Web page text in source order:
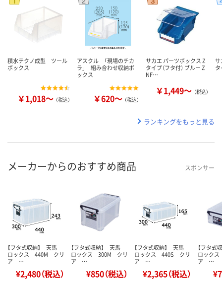
積水テクノ成型 ツール
ボックス
￥1,018～ （税込）
アスクル 「現場のチカ
ラ」 組み合わせ収納ボ
ックス
￥620～ （税込）
サカエ パーツボックス Z
タイプ（フタ付） ブルー Z
NF…
￥1,449～ （税込）
サ
ランキングをもっと見る
メーカーからのおすすめ商品 スポンサー
【フタ式収納】 天馬
ロックス 440M クリ
ア …
¥2,480（税込）
【フタ式収納】 天馬
ロックス 300M クリ
ア …
¥850（税込）
【フタ式収納】 天馬
ロックス 440S クリ
ア …
¥2,365（税込）
【フタ
ロック
ア …